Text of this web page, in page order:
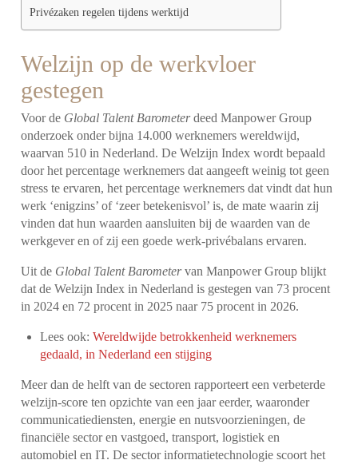
Privézaken regelen tijdens werktijd
Welzijn op de werkvloer
gestegen
Voor de Global Talent Barometerdeed Manpower Group
onderzoekonder bijna 14.000 werknemers wereldwijd,
waarvan 510 in Nederland. De Welzijn Index wordt bepaald
door het percentage werknemers dat aangeeft weinig tot geen
stress te ervaren, het percentage werknemers dat vindt dat hun
werk ‘enigzins’ of ‘zeer betekenisvol’ is, de mate waarin zij
vinden dat hun waarden aansluiten bij de waarden van de
werkgever en of zij een goede werk-privébalans ervaren.
Uit de Global Talent Barometervan Manpower Group blijkt
dat de Welzijn Indexin Nederland is gestegen van 73 procent
in 2024 en 72 procent in 2025 naar 75 procent in 2026.
Lees ook:Wereldwijde betrokkenheid werknemers
gedaald, in Nederland een stijging
Meer dan de helft van de sectoren rapporteert een verbeterde
welzijn-score ten opzichte van een jaar eerder, waaronder
communicatiediensten, energie en nutsvoorzieningen, de
financiële sector en vastgoed, transport, logistiek en
automobiel en IT. De sector informatietechnologie scoort het